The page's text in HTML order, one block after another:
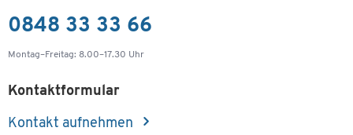
0848 33 33 66
Montag–Freitag: 8.00–17.30 Uhr
Kontaktformular
Kontakt aufnehmen